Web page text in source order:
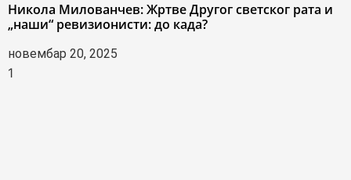
Никола Милованчев: Жртве Другог светског рата и
„наши“ ревизионисти: до када?
новембар 20, 2025